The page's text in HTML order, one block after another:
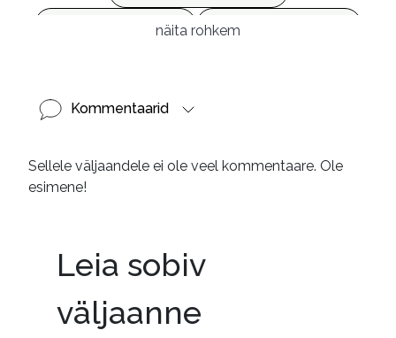
Ilukirjandus (4259)
Vabakasutus (423)
näita rohkem
Kommentaarid
Sellele väljaandele ei ole veel kommentaare. Ole
esimene!
Leia sobiv
väljaanne